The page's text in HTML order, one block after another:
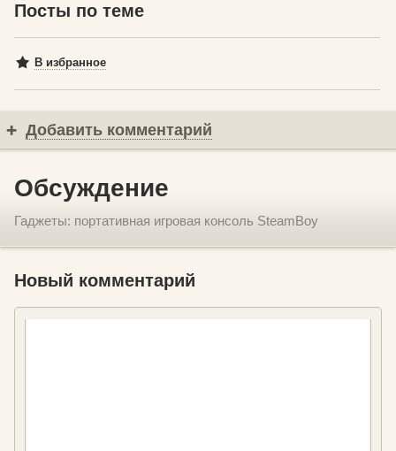
Посты по теме
В избранное
Добавить комментарий
Обсуждение
Гаджеты: портативная игровая консоль SteamBoy
Новый комментарий